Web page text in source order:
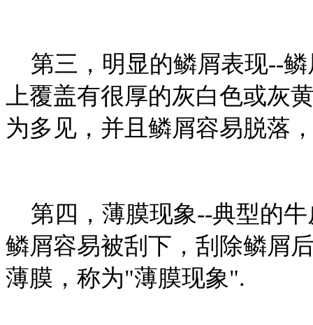
第三，明显的鳞屑表现--鳞
上覆盖有很厚的灰白色或灰
为多见，并且鳞屑容易脱落
第四，薄膜现象--典型的牛
鳞屑容易被刮下，刮除鳞屑
薄膜，称为"薄膜现象".